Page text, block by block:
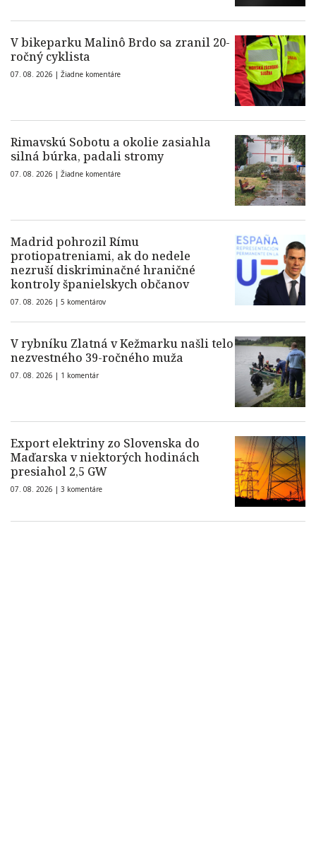
V bikeparku Malinô Brdo sa zranil 20-
ročný cyklista
07. 08. 2026 | Žiadne komentáre
Rimavskú Sobotu a okolie zasiahla
silná búrka, padali stromy
07. 08. 2026 | Žiadne komentáre
Madrid pohrozil Rímu
protiopatreniami, ak do nedele
nezruší diskriminačné hraničné
kontroly španielskych občanov
07. 08. 2026 | 5 komentárov
V rybníku Zlatná v Kežmarku našli telo
nezvestného 39-ročného muža
07. 08. 2026 | 1 komentár
Export elektriny zo Slovenska do
Maďarska v niektorých hodinách
presiahol 2,5 GW
07. 08. 2026 | 3 komentáre